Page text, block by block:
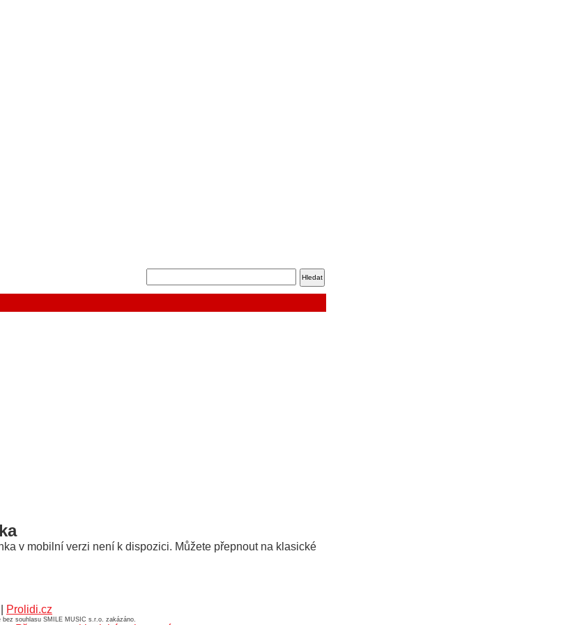
v mobilní verzi není k dispozici. Můžete přepnout na klasické
Prolidi.cz
souhlasu SMILE MUSIC s.r.o. zakázáno.